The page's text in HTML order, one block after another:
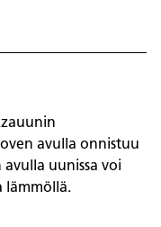
avulla onnistuu
uunissa voi
lämmöllä.